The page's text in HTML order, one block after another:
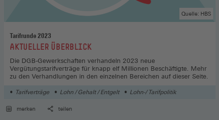
Tarifrunde 2023
:AKTUELLER ÜBERBLICK
Die DGB-Gewerkschaften verhandeln 2023 neue
Vergütungstarifverträge für knapp elf Millionen Beschäftigte. Mehr
zu den Verhandlungen in den einzelnen Bereichen auf dieser Seite.
Quelle: HBS
Tarifverträge Lohn / Gehalt / Entgelt Lohn-/ Tarifpolitik
merken teilen